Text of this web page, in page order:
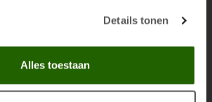
Details tonen
Alles toestaan
wargaming en scenery
46